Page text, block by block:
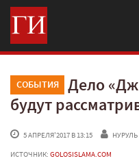
СОБЫТИЯ
Дело
будут
5 АПРЕЛЯ'2017 В 13:15
ИСТОЧНИК: GOLOSISLAMA.COM